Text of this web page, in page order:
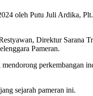
oleh Putu Juli Ardika,
Direktur Sarana
Pameran.
perkembangan
sejarah pameran ini.